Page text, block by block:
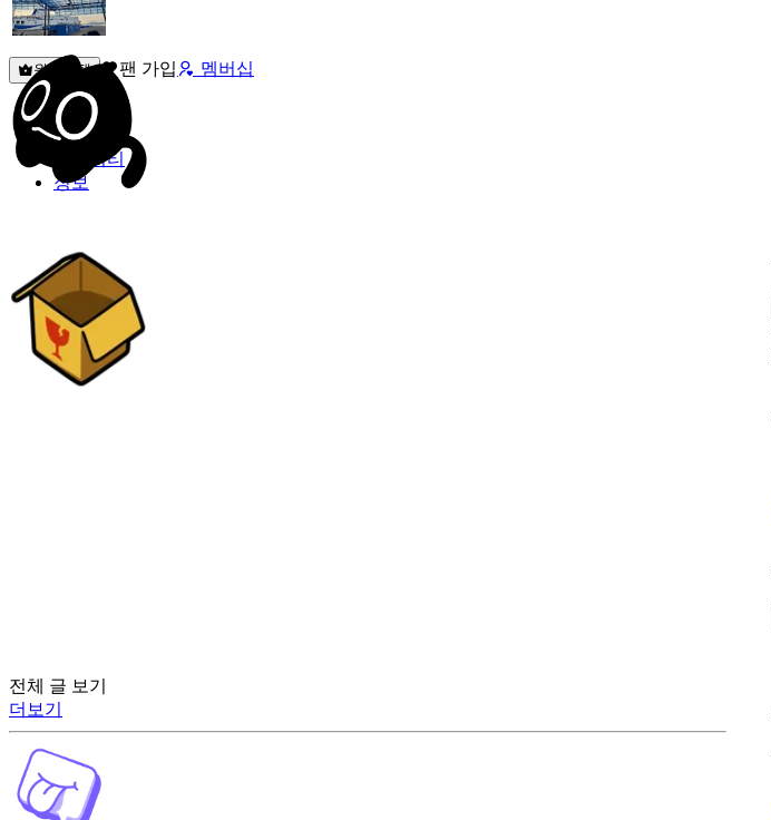
원픽선택 팬 가입 멤버십
밐타운
피드
커뮤니티
정보
전체 글 보기
더보기